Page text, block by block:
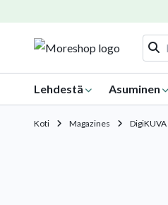
Lehdestä Asuminen
Koti Magazines DigiKUVA